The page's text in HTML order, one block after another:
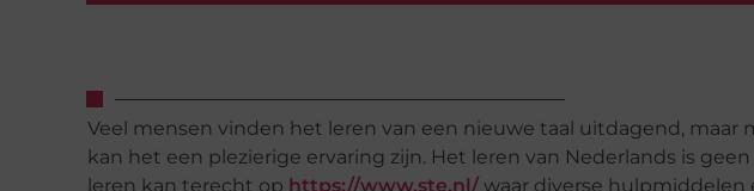
Veel mensen vinden het leren van een nieuwe taal uitdagend,
kan het een plezierige ervaring zijn. Het leren van Nederlands is
leren kan terecht op https://www.ste.nl/ waar diverse hulpmiddelen